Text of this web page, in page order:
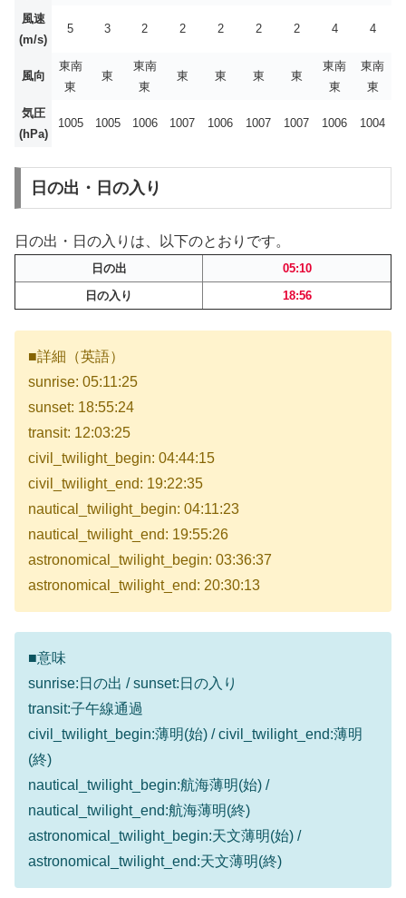
風速
(m/s)
5 3 2 2 2 2 2 4 4
風向
東南
東
東
東南
東
東 東 東 東
東南
東
東南
東
気圧
(hPa)
1005 1005 1006 1007 1006 1007 1007 1006 1004
日の出・日の入り
日の出・日の入りは、以下のとおりです。
日の出
05:10
日の入り
18:56
■詳細（英語）
sunrise: 05:11:25
sunset: 18:55:24
transit: 12:03:25
civil_twilight_begin: 04:44:15
civil_twilight_end: 19:22:35
nautical_twilight_begin: 04:11:23
nautical_twilight_end: 19:55:26
astronomical_twilight_begin: 03:36:37
astronomical_twilight_end: 20:30:13
■意味
sunrise:日の出 / sunset:日の入り
transit:子午線通過
civil_twilight_begin:薄明(始) / civil_twilight_end:薄明
(終)
nautical_twilight_begin:航海薄明(始) /
nautical_twilight_end:航海薄明(終)
astronomical_twilight_begin:天文薄明(始) /
astronomical_twilight_end:天文薄明(終)